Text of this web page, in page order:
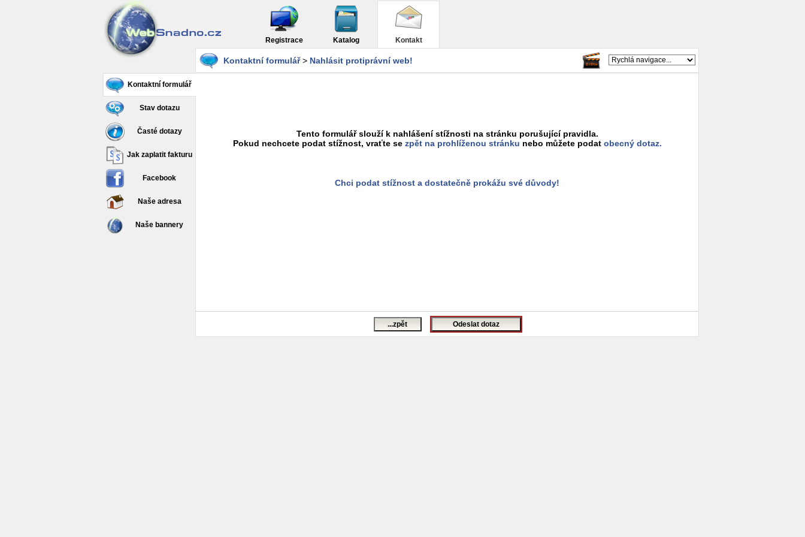
Registrace Katalog Kontakt
Kontaktní formulář
Stav dotazu
Časté dotazy
Jak zaplatit fakturu
Facebook
Naše adresa
Naše bannery
Kontaktní formulář> Nahlásit protiprávní web!
Tento formulář slouží k nahlášení stížnosti na stránku porušující pravidla.
Pokud nechcete podat stížnost, vraťte se zpět na prohlíženou stránku nebo můžete podat obecný dotaz.
Chci podat stížnost a dostatečně prokážu své důvody!